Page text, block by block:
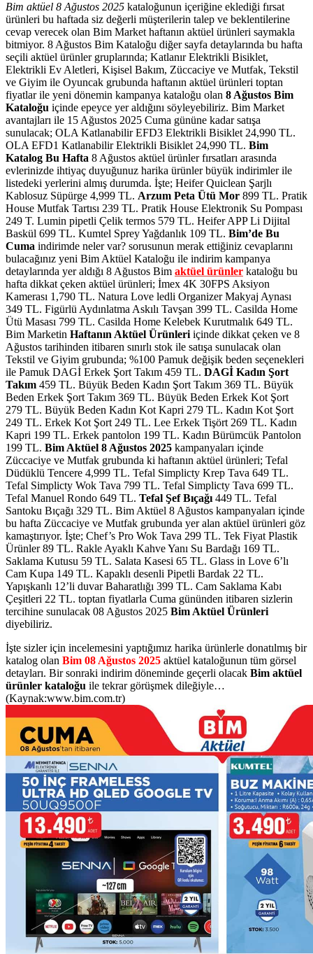
Bim aktüel 8 Ağustos 2025 kataloğunun içeriğine eklediği fırsat
ürünleri bu haftada siz değerli müşterilerin talep ve beklentilerine
cevap verecek olan Bim Market haftanın aktüel ürünleri saymakla
bitmiyor. 8 Ağustos Bim Kataloğu diğer sayfa detaylarında bu hafta
seçili aktüel ürünler gruplarında; Katlanır Elektrikli Bisiklet,
Elektrikli Ev Aletleri, Kişisel Bakım, Züccaciye ve Mutfak, Tekstil
ve Giyim ile Oyuncak grubunda haftanın aktüel ürünleri toptan
fiyatlar ile yeni dönemin kampanya kataloğu olan 8 Ağustos Bim
Kataloğu içinde epeyce yer aldığını söyleyebiliriz. Bim Market
avantajları ile 15 Ağustos 2025 Cuma gününe kadar satışa
sunulacak; OLA Katlanabilir EFD3 Elektrikli Bisiklet 24,990 TL.
OLA EFD1 Katlanabilir Elektrikli Bisiklet 24,990 TL. Bim
Katalog Bu Hafta 8 Ağustos aktüel ürünler fırsatları arasında
evlerinizde ihtiyaç duyuğunuz harika ürünler büyük indirimler ile
listedeki yerlerini almış durumda. İşte; Heifer Quiclean Şarjlı
Kablosuz Süpürge 4,999 TL. Arzum Peta Ütü Mor 899 TL. Pratik
House Mutfak Tartısı 239 TL. Pratik House Elektronik Su Pompası
249 T. Lumin pipetli Çelik termos 579 TL. Heifer APP Li Dijital
Baskül 699 TL. Kumtel Sprey Yağdanlık 109 TL. Bim’de Bu
Cuma indirimde neler var? sorusunun merak ettiğiniz cevaplarını
bulacağınız yeni Bim Aktüel Kataloğu ile indirim kampanya
detaylarında yer aldığı 8 Ağustos Bim aktüel ürünler kataloğu bu
hafta dikkat çeken aktüel ürünleri; İmex 4K 30FPS Aksiyon
Kamerası 1,790 TL. Natura Love ledli Organizer Makyaj Aynası
349 TL. Figürlü Aydınlatma Askılı Tavşan 399 TL. Casilda Home
Ütü Masası 799 TL. Casilda Home Kelebek Kurutmalık 649 TL.
Bim Marketin Haftanın Aktüel Ürünleriiçinde dikkat çeken ve 8
Ağustos tarihinden itibaren sınırlı stok ile satışa sunulacak olan
Tekstil ve Giyim grubunda; %100 Pamuk değişik beden seçenekleri
ile Pamuk DAGİ Erkek Şort Takım 459 TL. DAGİ Kadın Şort
Takım 459 TL. Büyük Beden Kadın Şort Takım 369 TL. Büyük
Beden Erkek Şort Takım 369 TL. Büyük Beden Erkek Kot Şort
279 TL. Büyük Beden Kadın Kot Kapri 279 TL. Kadın Kot Şort
249 TL. Erkek Kot Şort 249 TL. Lee Erkek Tişört 269 TL. Kadın
Kapri 199 TL. Erkek pantolon 199 TL. Kadın Bürümcük Pantolon
199 TL. Bim Aktüel 8 Ağustos 2025 kampanyaları içinde
Züccaciye ve Mutfak grubunda ki haftanın aktüel ürünleri; Tefal
Düdüklü Tencere 4,999 TL. Tefal Simplicty Krep Tava 649 TL.
Tefal Simplicty Wok Tava 799 TL. Tefal Simplicty Tava 699 TL.
Tefal Manuel Rondo 649 TL. Tefal Şef Bıçağı449 TL. Tefal
Santoku Bıçağı 329 TL. Bim Aktüel 8 Ağustos kampanyaları içinde
bu hafta Züccaciye ve Mutfak grubunda yer alan aktüel ürünleri göz
kamaştırıyor. İşte; Chef’s Pro Wok Tava 299 TL. Tek Fiyat Plastik
Ürünler 89 TL. Rakle Ayaklı Kahve Yanı Su Bardağı 169 TL.
Saklama Kutusu 59 TL. Salata Kasesi 65 TL. Glass in Love 6’lı
Cam Kupa 149 TL. Kapaklı desenli Pipetli Bardak 22 TL.
Yapışkanlı 12’li duvar Baharatlığı 399 TL. Cam Saklama Kabı
Çeşitleri 22 TL. toptan fiyatlarla Cuma gününden itibaren sizlerin
tercihine sunulacak 08 Ağustos 2025 BimAktüel Ürünleri
diyebiliriz.
İşte sizler için incelemesini yaptığımız harika ürünlerle donatılmış bir
katalog olan Bim 08 Ağustos 2025 aktüel kataloğunun tüm görsel
detayları. Bir sonraki indirim döneminde geçerli olacak Bim aktüel
ürünler kataloğu ile tekrar görüşmek dileğiyle…
(Kaynak:www.bim.com.tr)